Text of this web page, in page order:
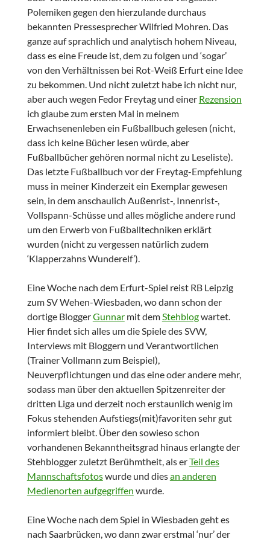
Polemiken gegen den hierzulande durchaus
bekannten Pressesprecher Wilfried Mohren. Das
ganze auf sprachlich und analytisch hohem Niveau,
dass es eine Freude ist, dem zu folgen und ‘sogar’
von den Verhältnissen bei Rot-Weiß Erfurt eine Idee
zu bekommen. Und nicht zuletzt habe ich nicht nur,
aber auch wegen Fedor Freytag und einer Rezension
ich glaube zum ersten Mal in meinem
Erwachsenenleben ein Fußballbuch gelesen (nicht,
dass ich keine Bücher lesen würde, aber
Fußballbücher gehören normal nicht zu Leseliste).
Das letzte Fußballbuch vor der Freytag-Empfehlung
muss in meiner Kinderzeit ein Exemplar gewesen
sein, in dem anschaulich Außenrist-, Innenrist-,
Vollspann-Schüsse und alles mögliche andere rund
um den Erwerb von Fußballtechniken erklärt
wurden (nicht zu vergessen natürlich zudem
‘Klapperzahns Wunderelf’).
Eine Woche nach dem Erfurt-Spiel reist RB Leipzig
zum SV Wehen-Wiesbaden, wo dann schon der
dortige BloggerGunnarmit demStehblogwartet.
Hier findet sich alles um die Spiele des SVW,
Interviews mit Bloggern und Verantwortlichen
(Trainer Vollmann zum Beispiel),
Neuverpflichtungen und das eine oder andere mehr,
sodass man über den aktuellen Spitzenreiter der
dritten Liga und derzeit noch erstaunlich wenig im
Fokus stehenden Aufstiegs(mit)favoriten sehr gut
informiert bleibt. Über den sowieso schon
vorhandenen Bekanntheitsgrad hinaus erlangte der
Stehblogger zuletzt Berühmtheit, als erTeil des
Mannschaftsfotoswurde und diesan anderen
Medienorten aufgegriffen wurde.
Eine Woche nach dem Spiel in Wiesbaden geht es
nach Saarbrücken, wo dann zwar erstmal ‘nur’ der